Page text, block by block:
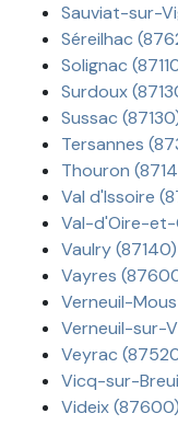
Sauviat-sur-
Séreilhac
Solignac
Surdoux
Sussac
Tersannes
Thouron
Val d'Issoire
Val-d'Oire-et-
Vaulry (87140)
Vayres
Verneuil-
Verneuil-sur-
Veyrac
Vicq-sur-
Videix (87600)